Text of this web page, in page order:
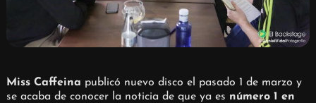
Miss Caffeina publicó nuevo disco el pasado 1 de marzo y
se acaba de conocer la noticia de que ya es número 1 en